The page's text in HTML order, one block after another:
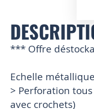
Skip
the
beginning
the
images
gallery
*** Offre
Echelle
> Perforation
avec crochets)